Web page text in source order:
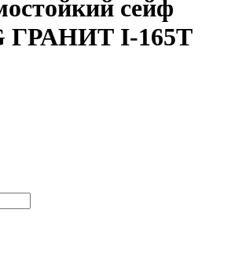
сейф
ГРАНИТ I-165T